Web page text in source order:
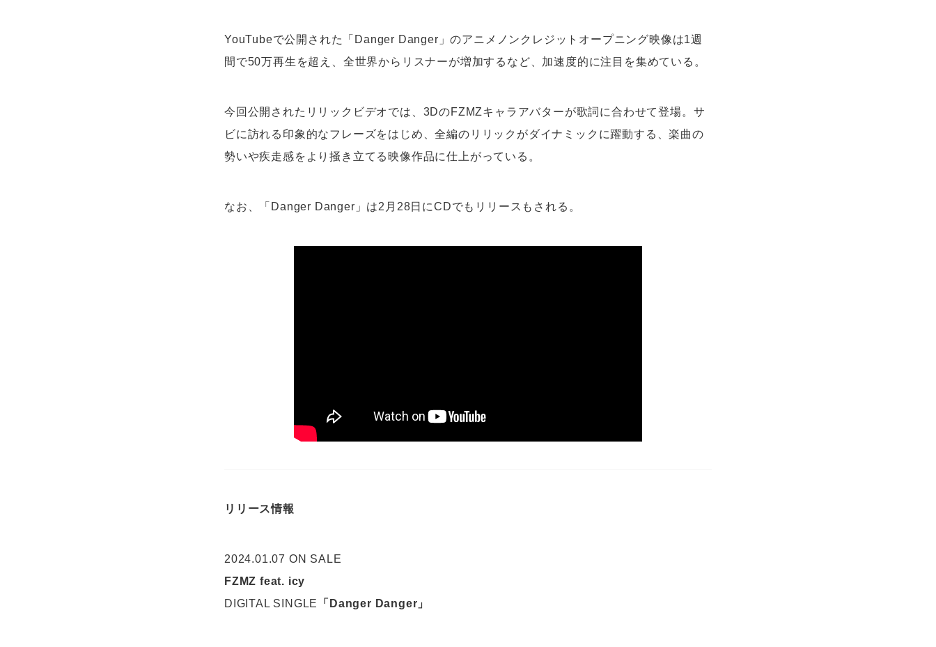
YouTubeで公開された「Danger Danger」のアニメノンクレジットオープニング映像は1週
間で50万再生を超え、全世界からリスナーが増加するなど、加速度的に注目を集めている。
今回公開されたリリックビデオでは、3DのFZMZキャラアバターが歌詞に合わせて登場。サ
ビに訪れる印象的なフレーズをはじめ、全編のリリックがダイナミックに躍動する、楽曲の
勢いや疾走感をより掻き立てる映像作品に仕上がっている。
なお、「Danger Danger」は2月28日にCDでもリリースもされる。
リリース情報
2024.01.07 ON SALE
FZMZ feat. icy
DIGITAL SINGLE
「Danger Danger」